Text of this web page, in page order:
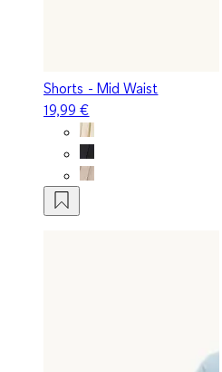
Shorts - Mid Waist
19,99 €